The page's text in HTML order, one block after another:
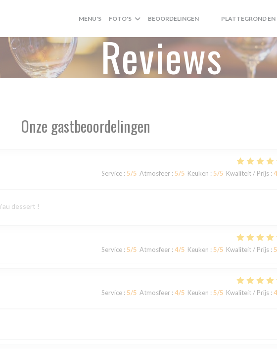
MENU'S FOTO'S BEOORDELINGEN
((OPENT IN EEN NIEUW
((OPENT IN EEN
PLATTEGROND
Reviews
Onze gastbeoordelingen
Service: 5/5 Atmosfeer: 5/5 Keuken : 5/5 Kwaliteit / Prijs: 4
dessert !
Service: 5/5 Atmosfeer: 4/5 Keuken : 5/5 Kwaliteit / Prijs: 5
Service: 5/5 Atmosfeer: 4/5 Keuken : 5/5 Kwaliteit / Prijs: 4